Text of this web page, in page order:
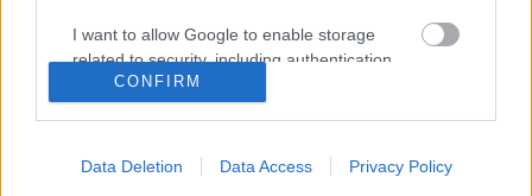
I want to allow Google to enable storage
related to security, including authentication
functionality and fraud prevention, and other
user protection.
CONFIRM
Data Deletion Data Access Privacy Policy
Címkék:függetlenek Radnay Csilla Borgula András
gólem
színház
Ajánlott bejegyzések: